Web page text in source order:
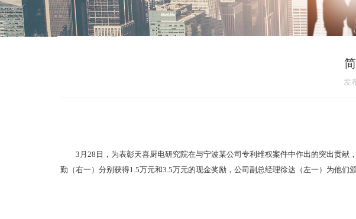
发
3月28日，为表彰天喜厨电研究院在与宁波某公司专利维权案件中作出的突出贡献
勤（右一）分别获得1.5万元和3.5万元的现金奖励，公司副总经理徐达（左一）为他们